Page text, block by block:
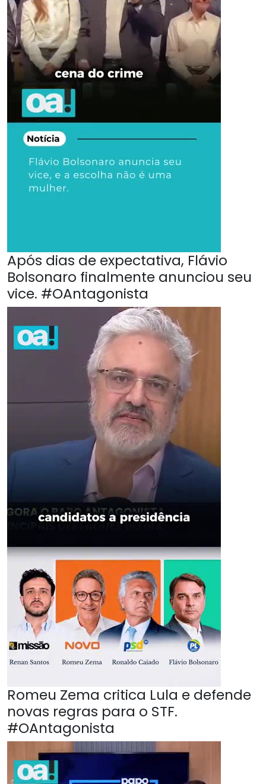
Após dias de expectativa, Flávio
Bolsonaro finalmente anunciou seu
vice. #OAntagonista
Romeu Zema critica Lula e defende
novas regras para o STF.
#OAntagonista